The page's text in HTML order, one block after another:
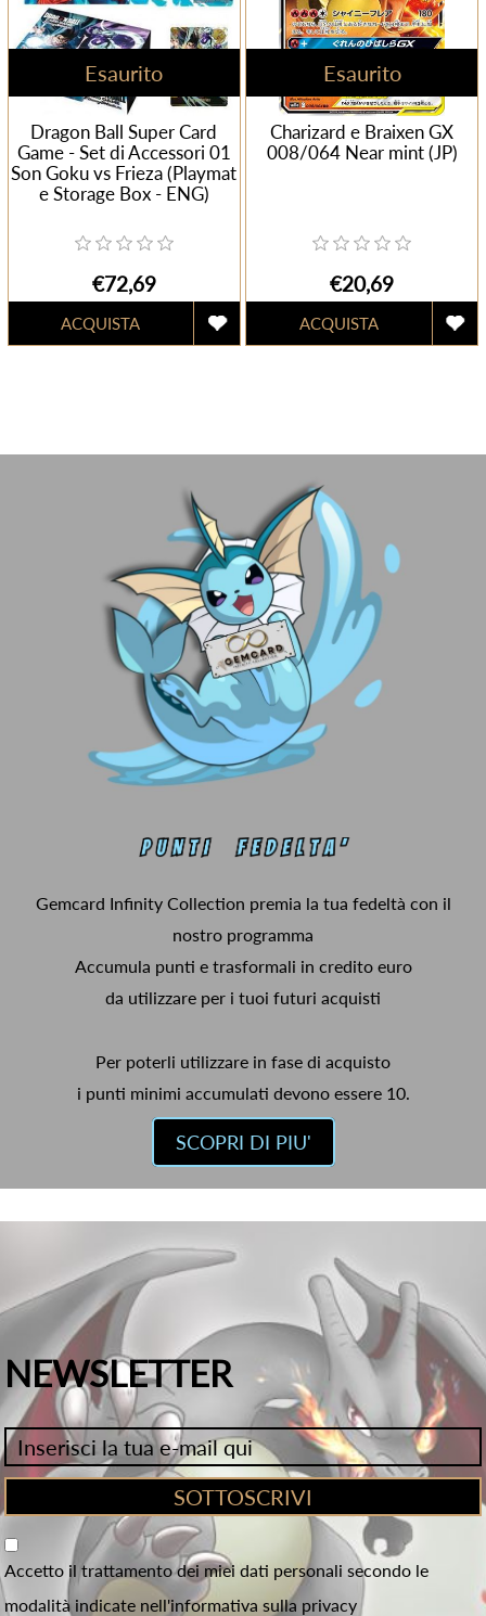
Esaurito
Dragon Ball Super Card
Game - Set di Accessori 01
Son Goku vs Frieza (Playmat
e Storage Box - ENG)
€72,69
Esaurito
Charizard e Braixen GX
008/064 Near mint (JP)
€20,69
Gemcard Infinity Collection premia la tua fedeltà con il
nostro programma
Accumula punti e trasformali in credito euro
da utilizzare per i tuoi futuri acquisti
Per poterli utilizzare in fase di acquisto
i punti minimi accumulati devono essere 10.
SCOPRI DI PIU'
NEWSLETTER
Accetto il trattamento dei miei dati personali secondo le
modalità indicate nell'informativa sulla privacy